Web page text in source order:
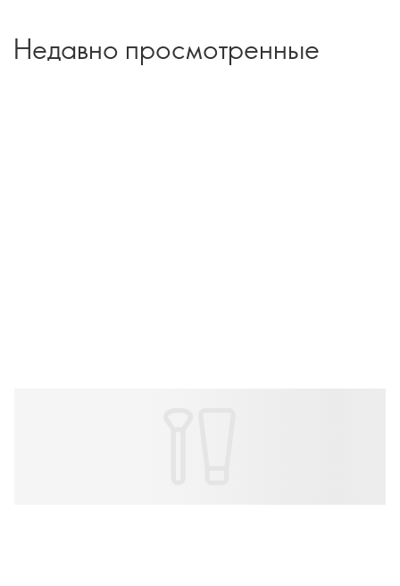
Недавно просмотренные